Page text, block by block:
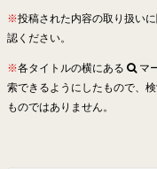
※投稿された内容の取り扱い
認ください。
※各タイトルの横にある
マ
索できるようにしたもので、
ものではありません。